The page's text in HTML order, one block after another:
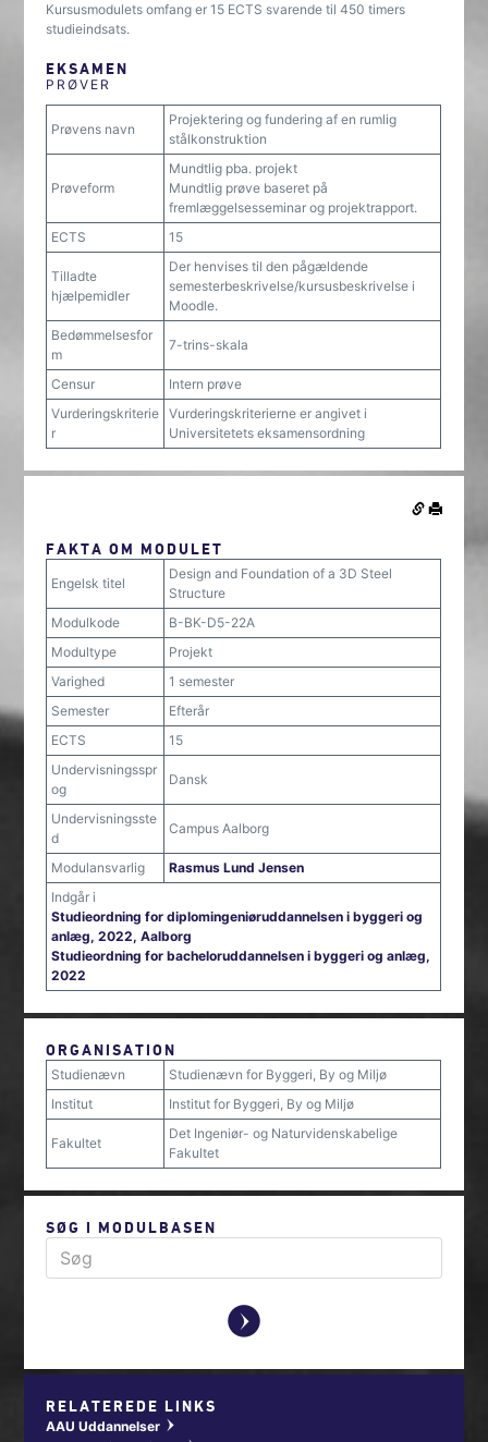
Kursusmodulets omfang er 15 ECTS svarende til 450 timers
studieindsats.
EKSAMEN
PRØVER
Prøvens navn
Projektering og fundering af en rumlig
stålkonstruktion
Prøveform
Mundtlig pba. projekt
Mundtlig prøve baseret på
fremlæggelsesseminar og projektrapport.
ECTS
15
Tilladte
hjælpemidler
Der henvises til den pågældende
semesterbeskrivelse/kursusbeskrivelse i
Moodle.
Bedømmelsesfor
m
7-trins-skala
Censur
Intern prøve
Vurderingskriterie
r
Vurderingskriterierne er angivet i
Universitetets eksamensordning
FAKTA OM MODULET
Engelsk titel
Design and Foundation of a 3D Steel
Structure
Modulkode
B-BK-D5-22A
Modultype
Projekt
Varighed
1 semester
Semester
Efterår
ECTS
15
Undervisningsspr
og
Dansk
Undervisningsste
d
Campus Aalborg
Modulansvarlig
Rasmus Lund Jensen
Indgår i
Studieordning for diplomingeniøruddannelsen i byggeri og
anlæg, 2022, Aalborg
Studieordning for bacheloruddannelsen i byggeri og anlæg,
2022
ORGANISATION
Studienævn
Studienævn for Byggeri, By og Miljø
Institut
Institut for Byggeri, By og Miljø
Fakultet
Det Ingeniør- og Naturvidenskabelige
Fakultet
SØG I MODULBASEN
y
RELATEREDE LINKS
AAU Uddannelser w